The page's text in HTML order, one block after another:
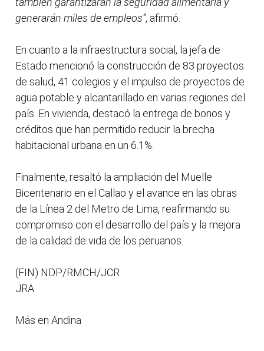
generarán miles de empleos”, afirmó.
En cuanto a la infraestructura social, la jefa de
Estado mencionó la construcción de 83 proyectos
de salud, 41 colegios y el impulso de proyectos de
agua potable y alcantarillado en varias regiones del
país. En vivienda, destacó la entrega de bonos y
créditos que han permitido reducir la brecha
habitacional urbana en un 6.1%.
Finalmente, resaltó la ampliación del Muelle
Bicentenario en el Callao y el avance en las obras
de la Línea 2 del Metro de Lima, reafirmando su
compromiso con el desarrollo del país y la mejora
de la calidad de vida de los peruanos.
(FIN) NDP/RMCH/JCR
JRA
Más en Andina